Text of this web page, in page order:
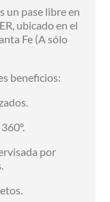
un pase libre en
ubicado en el
Fe (A sólo
beneficios:
por